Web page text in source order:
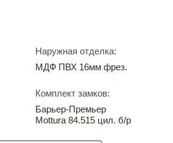
Наружная отделка:
МДФ ПВХ 16мм фрез.
Комплект замков:
Барьер-Премьер
Mottura 84.515 цил. б/р